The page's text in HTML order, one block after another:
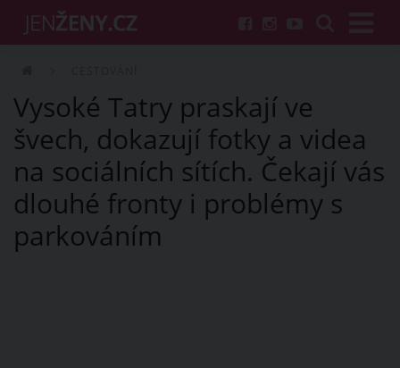
Vysoké Tatry praskají ve
švech, dokazují fotky a videa
na sociálních sítích. Čekají vás
dlouhé fronty i problémy s
parkováním